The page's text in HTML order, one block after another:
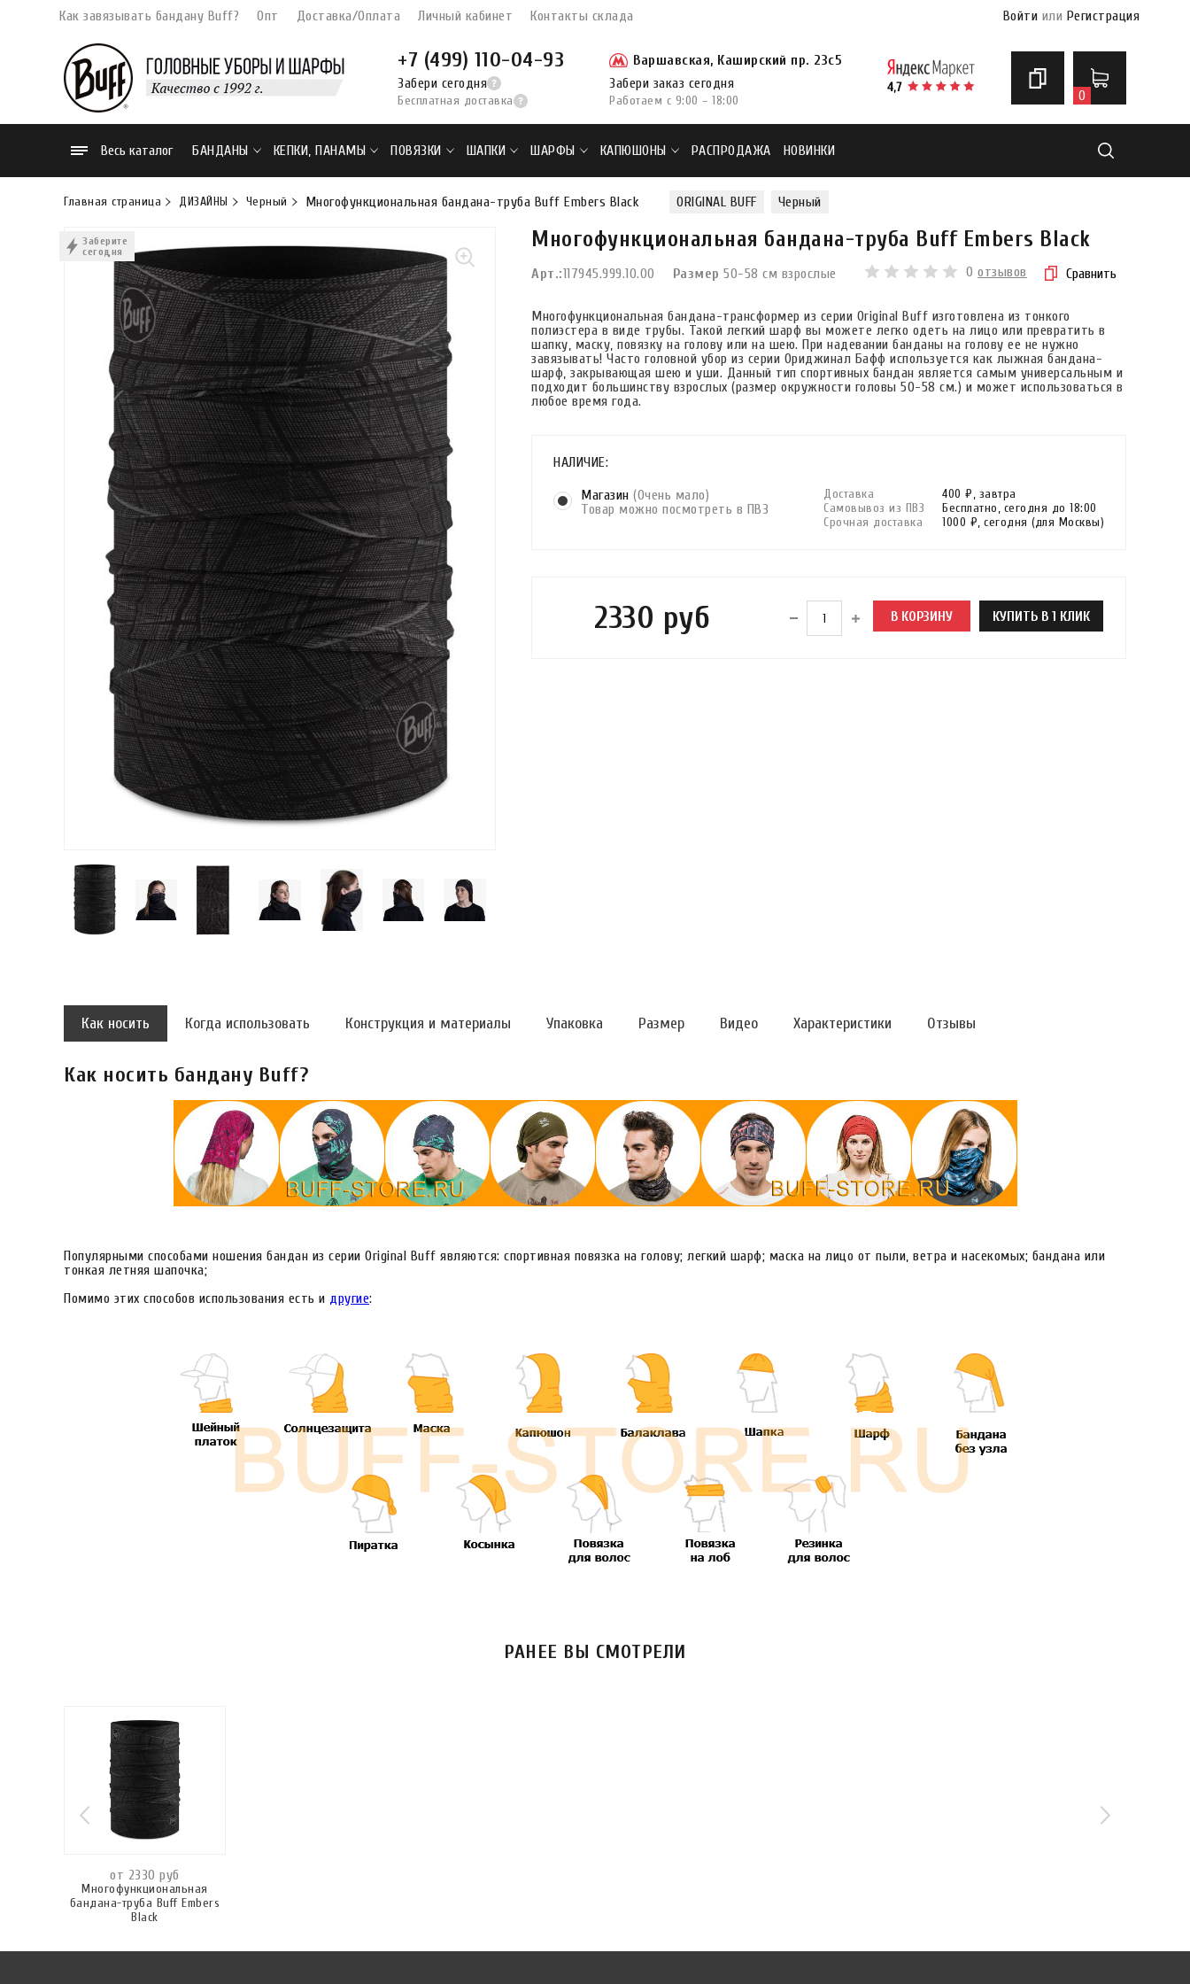
Как завязывать бандану Buff? Опт Доставка/Оплата Личный кабинет Контакты склада Войти или Регистрация
+7 (499) 110-04-93
Забери сегодня
Бесплатная доставка
Варшавская, Каширский пр. 23с5
Забери заказ сегодня
Работаем с 9:00 – 18:00 0
Весь каталог БАНДАНЫ КЕПКИ, ПАНАМЫ ПОВЯЗКИ ШАПКИ ШАРФЫ КАПЮШОНЫ РАСПРОДАЖА НОВИНКИ
Главная страница ДИЗАЙНЫ Черный Многофункциональная бандана-труба Buff Embers Black ORIGINAL BUFF Черный
Заберите
сегодня
Многофункциональная бандана-труба Buff Embers Black
Арт.:117945.999.10.00 Размер 50-58 см взрослые 0 отзывов Сравнить
Многофункциональная бандана-трансформер из серии Original Buff изготовлена из тонкого
полиэстера в виде трубы. Такой легкий шарф вы можете легко одеть на лицо или превратить в
шапку, маску, повязку на голову или на шею. При надевании банданы на голову ее не нужно
завязывать! Часто головной убор из серии Ориджинал Бафф используется как лыжная бандана-
шарф, закрывающая шею и уши. Данный тип спортивных бандан является самым универсальным и
подходит большинству взрослых (размер окружности головы 50-58 см.) и может использоваться в
любое время года.
НАЛИЧИЕ:
Магазин (Очень мало)
Товар можно посмотреть в ПВЗ
Доставка 400 ₽, завтра
Самовывоз из ПВЗ
Бесплатно, сегодня до 18:00
Срочная доставка
1000 ₽, сегодня (для Москвы)
2330 руб В КОРЗИНУ КУПИТЬ В 1 КЛИК
Как носить Когда использовать Конструкция и материалы Упаковка Размер Видео Характеристики Отзывы
Как носить бандану Buff?
Популярными способами ношения бандан из серии Original Buff являются: спортивная повязка на голову; легкий шарф; маска на лицо от пыли, ветра и насекомых; бандана или
тонкая летняя шапочка;
Помимо этих способов использования есть и другие:
РАНЕЕ ВЫ СМОТРЕЛИ
от 2330 руб
Многофункциональная
бандана-труба Buff Embers
Black